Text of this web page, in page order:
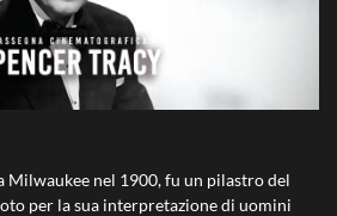
Milwaukee nel 1900, fu un pilastro del
per la sua interpretazione di uomini